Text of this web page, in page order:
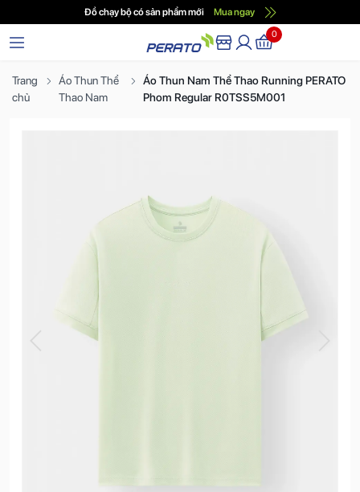
Đồ chạy bộ có sản phẩm mới Mua ngay
0
Trang
chủ
Áo Thun Thể
Thao Nam
Áo Thun Nam Thể Thao Running PERATO
Phom Regular R0TSS5M001